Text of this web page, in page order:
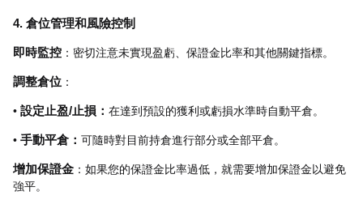
4. 倉位管理和風險控制
即時監控 ：密切注意未實現盈虧、保證金比率和其他關鍵指標。
調整倉位 ：
• 設定止盈/止損： 在達到預設的獲利或虧損水準時自動平倉。
• 手動平倉： 可隨時對目前持倉進行部分或全部平倉。
增加保證金 ：如果您的保證金比率過低，就需要增加保證金以避免
強平。